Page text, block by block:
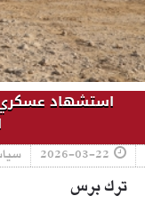
استشهاد
2026-03-22
ترك برس